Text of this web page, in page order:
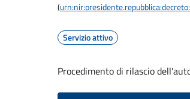
(
Servizio attivo
Procedimento di rilascio